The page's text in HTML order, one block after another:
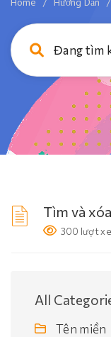
Tìm và
300 lượt
All
Tên miền